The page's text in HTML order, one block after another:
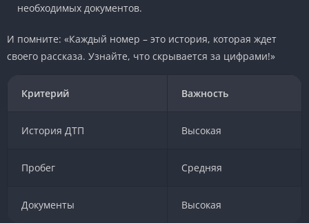
необходимых документов.
И помните: «Каждый номер – это история, которая ждет
своего рассказа. Узнайте, что скрывается за цифрами!»
Критерий Важность
История ДТП Высокая
Пробег Средняя
Документы Высокая